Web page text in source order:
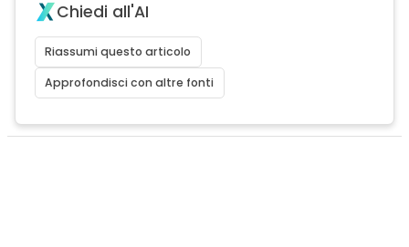
Chiedi all'AI
Riassumi questo articolo
Approfondisci con altre fonti